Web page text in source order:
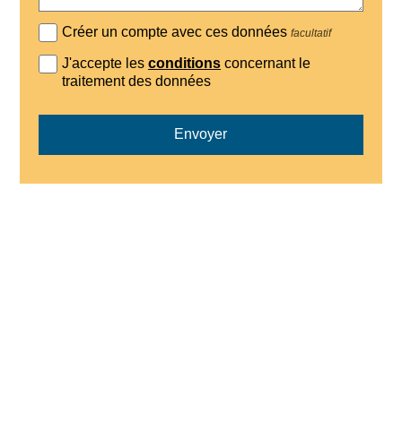
Créer un compte avec ces donnéesfacultatif
J'accepte lesconditions concernant le
traitement des données
Envoyer